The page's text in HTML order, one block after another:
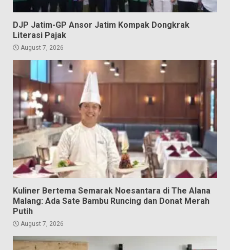
DJP Jatim-GP Ansor Jatim Kompak Dongkrak
Literasi Pajak
August 7, 2026
Kuliner Bertema Semarak Noesantara di The Alana
Malang: Ada Sate Bambu Runcing dan Donat Merah
Putih
August 7, 2026